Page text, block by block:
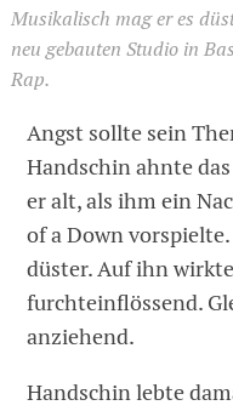
Musikalisch mag er es
neu gebauten Studio in
Rap.
Angst sollte sein
Handschin ahnte
er alt, als ihm ein
of a Down
düster. Auf ihn
furchteinflössend.
anziehend.
Handschin lebte